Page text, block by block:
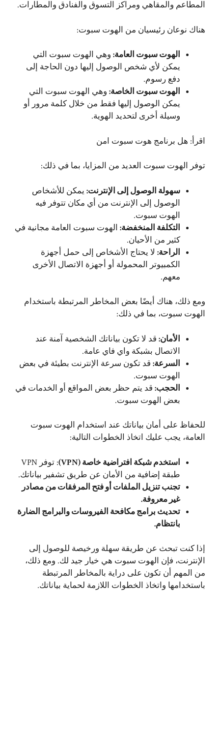
المطاعم والمقاهي ومراكز التسوق والفنادق والمطارات.
هناك نوعان رئيسيان من الهوت سبوت:
الهوت سبوت العامة: وهي الهوت سبوت التي
يمكن لأي شخص الوصول إليها دون الحاجة إلى
دفع رسوم.
الهوت سبوت الخاصة: وهي الهوت سبوت التي
يمكن الوصول إليها فقط من خلال كلمة مرور أو
وسيلة أخرى لتحديد الهوية.
اقرأ: هل برنامج هوت سبوت امن
توفر الهوت سبوت العديد من المزايا، بما في ذلك:
سهولة الوصول إلى الإنترنت: يمكن للأشخاص
الوصول إلى الإنترنت من أي مكان تتوفر فيه
الهوت سبوت.
التكلفة المنخفضة: الهوت سبوت العامة مجانية في
كثير من الأحيان.
الراحة: لا يحتاج الأشخاص إلى حمل أجهزة
الكمبيوتر المحمولة أو أجهزة الاتصال الأخرى
معهم.
ومع ذلك، هناك أيضًا بعض المخاطر المرتبطة باستخدام
الهوت سبوت، بما في ذلك:
الأمان: قد لا تكون بياناتك الشخصية آمنة عند
الاتصال بشبكة واي فاي عامة.
السرعة: قد تكون سرعة الإنترنت بطيئة في بعض
الهوت سبوت.
الحجب: قد يتم حظر بعض المواقع أو الخدمات في
بعض الهوت سبوت.
للحفاظ على أمان بياناتك عند استخدام الهوت سبوت
العامة، يجب عليك اتخاذ الخطوات التالية:
استخدم شبكة افتراضية خاصة (VPN)
: توفر VPN
طبقة إضافية من الأمان عن طريق تشفير بياناتك.
تجنب تنزيل الملفات أو فتح المرفقات من مصادر
غير معروفة.
تحديث برامج مكافحة الفيروسات والبرامج الضارة
بانتظام.
إذا كنت تبحث عن طريقة سهلة ورخيصة للوصول إلى
الإنترنت، فإن الهوت سبوت هي خيار جيد لك. ومع ذلك،
من المهم أن تكون على دراية بالمخاطر المرتبطة
باستخدامها واتخاذ الخطوات اللازمة لحماية بياناتك.